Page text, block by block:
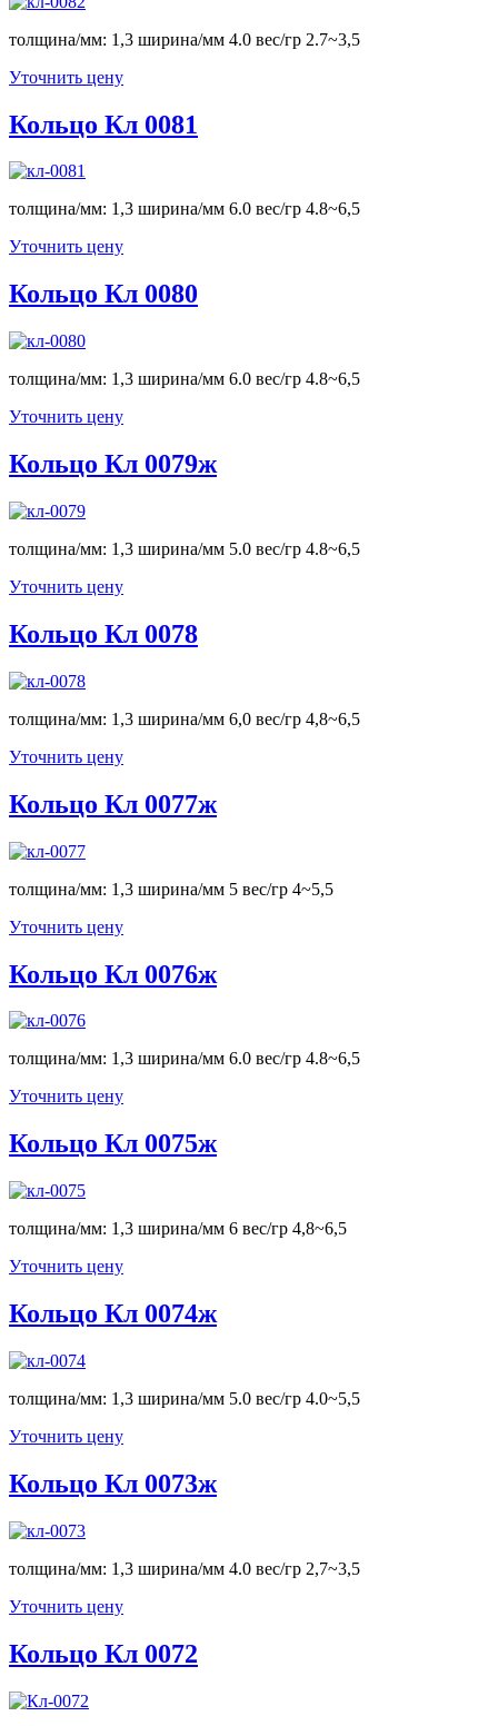
толщина/мм: 1,3 ширина/мм 4.0 вес/гр 2.7~3,5
Уточнить цену
Кольцо Кл 0081
толщина/мм: 1,3 ширина/мм 6.0 вес/гр 4.8~6,5
Уточнить цену
Кольцо Кл 0080
толщина/мм: 1,3 ширина/мм 6.0 вес/гр 4.8~6,5
Уточнить цену
Кольцо Кл 0079ж
толщина/мм: 1,3 ширина/мм 5.0 вес/гр 4.8~6,5
Уточнить цену
Кольцо Кл 0078
толщина/мм: 1,3 ширина/мм 6,0 вес/гр 4,8~6,5
Уточнить цену
Кольцо Кл 0077ж
толщина/мм: 1,3 ширина/мм 5 вес/гр 4~5,5
Уточнить цену
Кольцо Кл 0076ж
толщина/мм: 1,3 ширина/мм 6.0 вес/гр 4.8~6,5
Уточнить цену
Кольцо Кл 0075ж
толщина/мм: 1,3 ширина/мм 6 вес/гр 4,8~6,5
Уточнить цену
Кольцо Кл 0074ж
толщина/мм: 1,3 ширина/мм 5.0 вес/гр 4.0~5,5
Уточнить цену
Кольцо Кл 0073ж
толщина/мм: 1,3 ширина/мм 4.0 вес/гр 2,7~3,5
Уточнить цену
Кольцо Кл 0072